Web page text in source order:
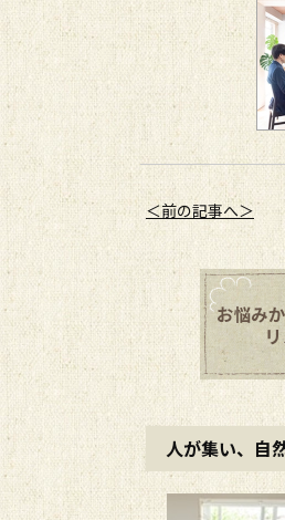
＜前の記事へ＞
人が集い、自